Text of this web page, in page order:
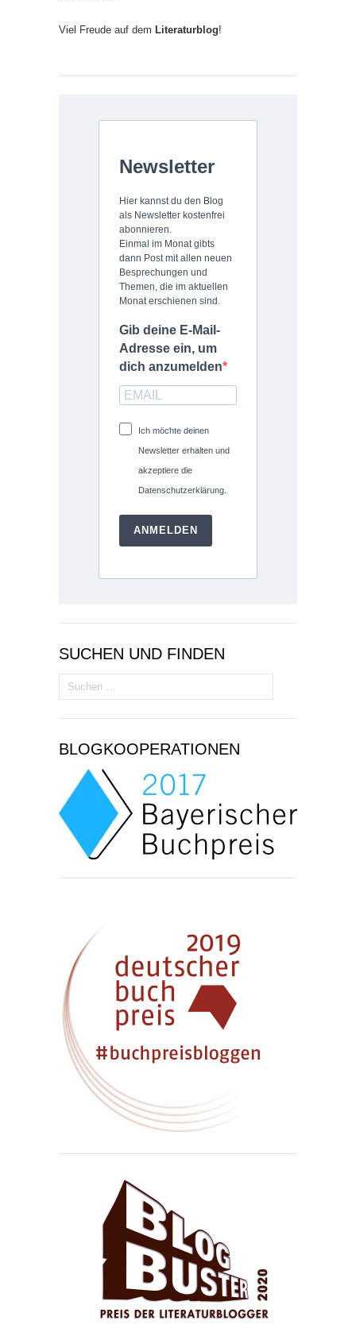
Viel Freude auf dem Literaturblog!
Newsletter
Hier kannst du den Blog
als Newsletter kostenfrei
abonnieren.
Einmal im Monat gibts
dann Post mit allen neuen
Besprechungen und
Themen, die im aktuellen
Monat erschienen sind.
Gib deine E-Mail-
Adresse ein, um
dich anzumelden
Ich möchte deinen
Newsletter erhalten und
akzeptiere die
Datenschutzerklärung.
ANMELDEN
SUCHEN UND FINDEN
Suchen
nach:
BLOGKOOPERATIONEN